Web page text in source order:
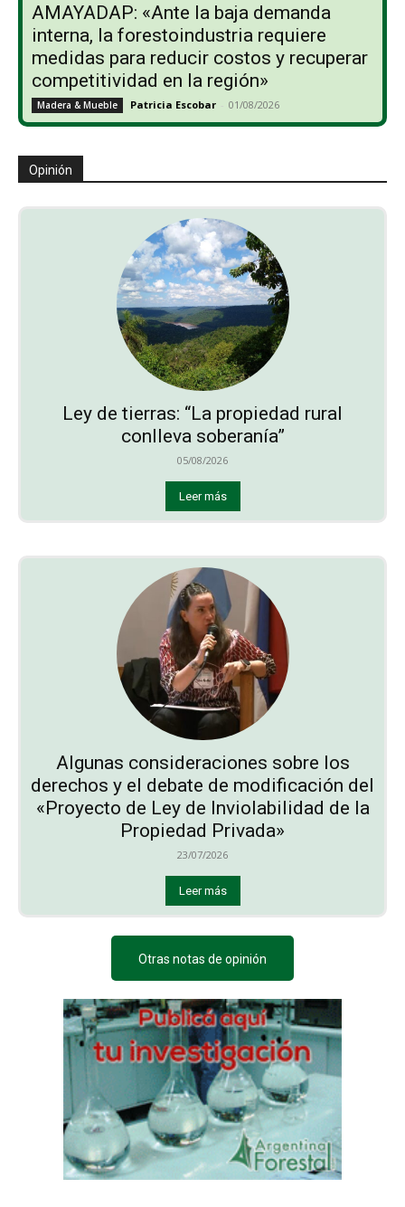
AMAYADAP: «Ante la baja demanda
interna, la forestoindustria requiere
medidas para reducir costos y recuperar
competitividad en la región»
Madera & Mueble Patricia Escobar - 01/08/2026
Opinión
Ley de tierras: “La propiedad rural
conlleva soberanía”
05/08/2026
Leer más
Algunas consideraciones sobre los
derechos y el debate de modificación del
«Proyecto de Ley de Inviolabilidad de la
Propiedad Privada»
23/07/2026
Leer más
Otras notas de opinión